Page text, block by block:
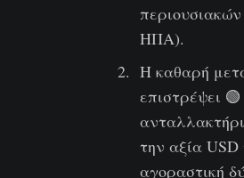
ΗΠΑ).
Η καθαρή
επιστρέψει
την αξία
αγοραστική